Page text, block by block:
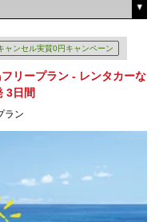
ャンセル実質0円キャンペーン
リープラン - レンタカーな
3日間
ラン